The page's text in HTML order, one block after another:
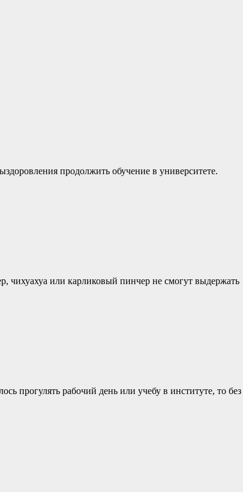
продолжить обучение в университете.
чихуахуа или карликовый пинчер не смогут выдержать
прогулять рабочий день или учебу в институте, то без